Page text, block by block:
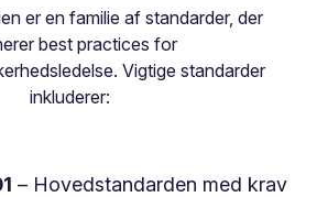
– Hovedstandarden med krav
er en familie af standarder, der
best practices for
Vigtige standarder
inkluderer: